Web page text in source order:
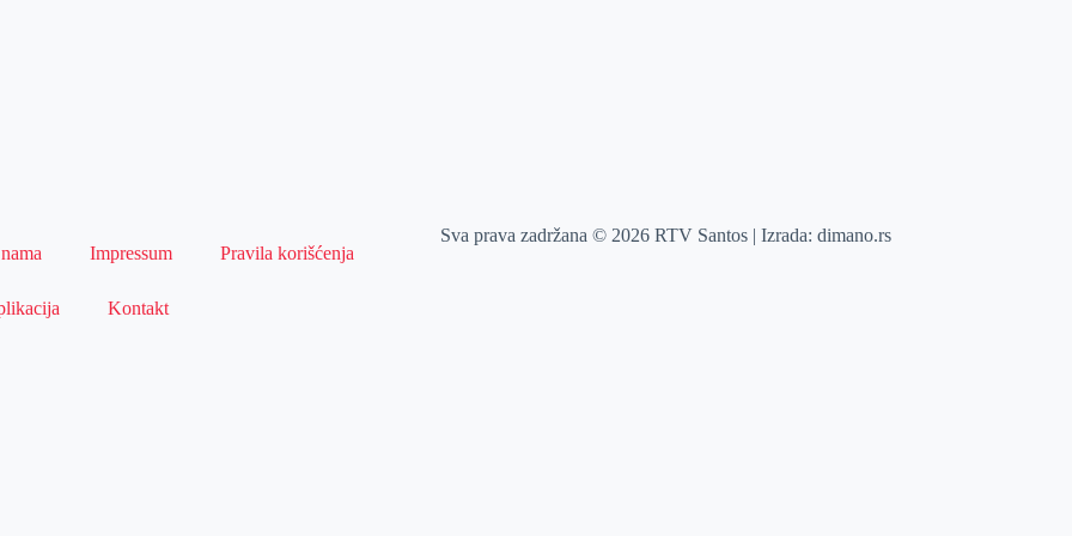
Impressum Pravila korišćenja
Kontakt
Sva prava zadržana © 2026 RTV Santos | Izrada:dimano.rs